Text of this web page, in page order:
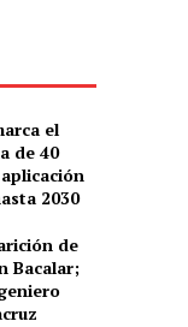
el
de 40
2030
de
Bacalar;